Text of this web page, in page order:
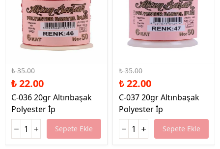
₺ 35.00
₺ 22.00
C-036 20gr Altınbaşak
Polyester İp
Sepete Ekle
₺ 35.00
₺ 22.00
C-037 20gr Altınbaşak
Polyester İp
Sepete Ekle